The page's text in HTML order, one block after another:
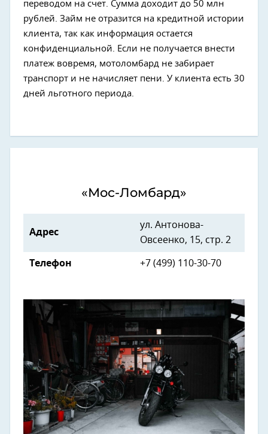
переводом на счет. Сумма доходит до 50 млн
рублей. Займ не отразится на кредитной истории
клиента, так как информация остается
конфиденциальной. Если не получается внести
платеж вовремя, мотоломбард не забирает
транспорт и не начисляет пени. У клиента есть 30
дней льготного периода.
«Мос-Ломбард»
Адрес
ул. Антонова-
Овсеенко, 15, стр. 2
Телефон +7 (499) 110-30-70